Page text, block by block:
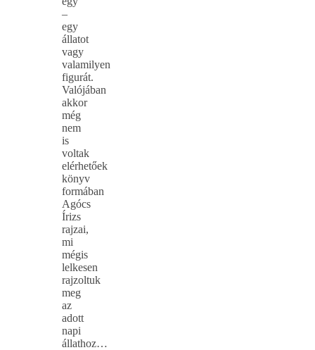
–
egy
állatot
vagy
valamilyen
figurát.
Valójában
akkor
még
nem
is
voltak
elérhetőek
könyv
formában
Agócs
Írizs
rajzai,
mi
mégis
lelkesen
rajzoltuk
meg
az
adott
napi
állathoz…